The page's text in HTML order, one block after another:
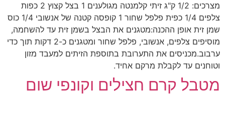
מצרכים: 1/2 ק"ג זיתי קלמנטה מגולענים 1 בצל קצוץ 2 כפות
צלפים 1/4 כפית פלפל שחור 1 קופסה קטנה של אנשובי 1/4 כוס
שמן זית אופן ההכנה:מטגנים את הבצל בשמן זית עד להשחמה,
מוסיפים צלפים, אנשובי, פלפל שחור ומטגנים כ-2 דקות תוך כדי
ערבוב.מכניסים את התערובת בתוספת הזיתים למעבד מזון
וטוחנים עד לקבלת מרקם אחיד.
מטבל קרם חצילים וקונפי שום